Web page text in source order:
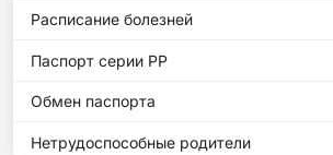
Расписание болезней
Паспорт серии PP
Обмен паспорта
Нетрудоспособные родители